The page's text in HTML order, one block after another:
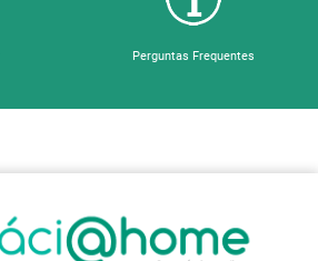
Perguntas Frequentes